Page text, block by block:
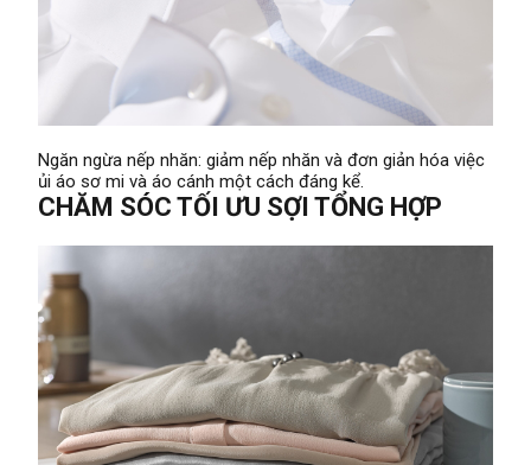
Ngăn ngừa nếp nhăn: giảm nếp nhăn và đơn giản hóa việc
ủi áo sơ mi và áo cánh một cách đáng kể.
CHĂM SÓC TỐI ƯU SỢI TỔNG HỢP